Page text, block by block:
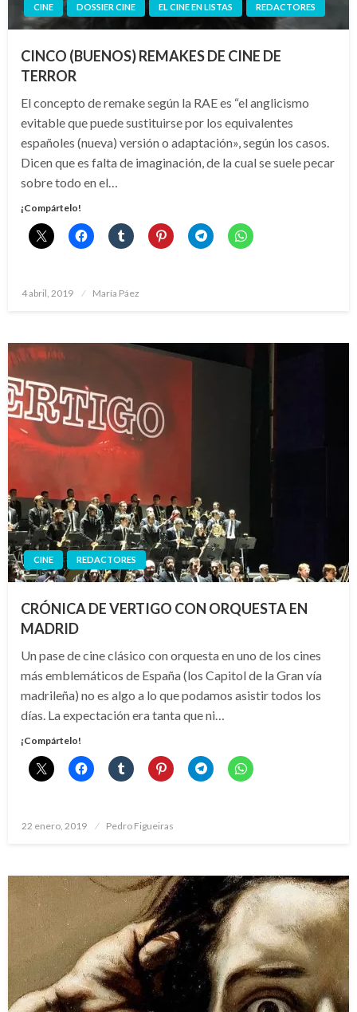
CINE DOSSIER CINE EL CINE EN LISTAS REDACTORES
CINCO (BUENOS) REMAKES DE CINE DE
TERROR
El concepto de remake según la RAE es “el anglicismo
evitable que puede sustituirse por los equivalentes
españoles (nueva) versión o adaptación», según los casos.
Dicen que es falta de imaginación, de la cual se suele pecar
sobre todo en el…
¡Compártelo!
Publicado
4 abril, 2019 María Páez
CINE REDACTORES
CRÓNICA DE VERTIGO CON ORQUESTA EN
MADRID
Un pase de cine clásico con orquesta en uno de los cines
más emblemáticos de España (los Capitol de la Gran vía
madrileña) no es algo a lo que podamos asistir todos los
días. La expectación era tanta que ni…
¡Compártelo!
Publicado
22 enero, 2019 Pedro Figueiras